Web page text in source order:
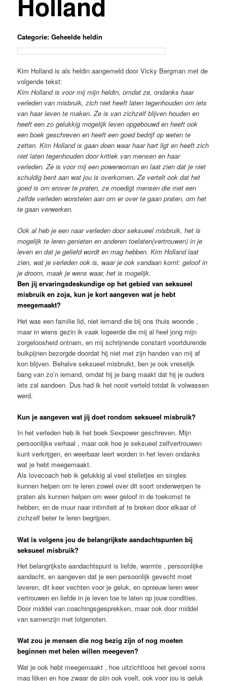
Categorie: Geheelde heldin
Kim Holland is als heldin aangemeld door Vicky Bergman met de
volgende tekst:
Kim Hollandis voor mij mijn heldin, omdat ze, ondanks haar
verleden van misbruik, zich niet heeft laten tegenhouden om iets
van haar leven te maken.Ze is van zichzelf blijven houden en
heeft een zo gelukkig mogelijk leven opgebouwd en heeft ook
een boek geschreven en heeft een goed bedrijf op weten te
zetten.Kim Hollandis gaan doen waar haar hart ligt en heeft zich
niet laten tegenhouden door kritiek van mensen en haar
verleden.Ze is voor mij een powerwoman en laat zien dat je niet
schuldig bent aan wat jou is overkomen.Ze vertelt ook dat het
goed is om erover te praten, ze moedigt mensen die met een
zelfde verleden worstelen aan om er over te gaan praten, om het
te gaan verwerken.
Ook al heb je een naar verleden door seksueel misbruik, het is
mogelijk te leren genieten en anderen toelaten(vertrouwen) in je
leven en dat je geliefd wordt en mag hebben.Kim Hollandlaat
zien, wat je verleden ook is, waar je ook vandaan komt: geloof in
je droom, maak je wens waar, het is mogelijk.
Ben jij ervaringsdeskundige op het gebied van seksueel
misbruik en zoja, kun je kort aangeven wat je hebt
meegemaakt?
Het was een familie lid, niet iemand die bij ons thuis woonde ,
maar in wiens gezin ik vaak logeerde die mij al heel jong mijn
zorgeloosheid ontnam, en mij schrijnende constant voortdurende
buikpijnen bezorgde doordat hij niet met zijn handen van mij af
kon blijven. Behalve seksueel misbruikt, ben je ook vreselijk
bang van zo’n iemand, omdat hij je bang maakt dat hij je ouders
iets zal aandoen. Dus had ik het nooit verteld totdat ik volwassen
werd.
Kun je aangeven wat jij doet rondom seksueel misbruik?
In het verleden heb ik het boek Sexpower geschreven. Mijn
persoonlijke verhaal , maar ook hoe je seksueel zelfvertrouwen
kunt verkrijgen, en weerbaar leert worden in het leven ondanks
wat je hebt meegemaakt.
Als lovecoach heb ik gelukkig al veel stelletjes en singles
kunnen helpen om te leren zowel over dit soort onderwerpen te
praten als kunnen helpen om weer geloof in de toekomst te
hebben, en de muur naar intimiteit af te breken door elkaar of
zichzelf beter te leren begrijpen.
Wat is volgens jou de belangrijkste aandachtspunten bij
seksueel misbruik?
Het belangrijkste aandachtspunt is liefde, warmte , persoonlijke
aandacht, en aangeven dat je een persoonlijk gevecht moet
leveren, dit keer vechten voor je geluk, en opnieuw leren weer
vertrouwen en liefde in je leven toe te laten op jouw condities.
Door middel van coachingsgesprekken, maar ook door middel
van samenzijn met lotgenoten.
Wat zou je mensen die nog bezig zijn of nog moeten
beginnen met helen willen meegeven?
Wat je ook hebt meegemaakt , hoe uitzichtloos het gevoel soms
mag lijken en hoe zwaar de pijn ook voelt, ook voor jou is geluk